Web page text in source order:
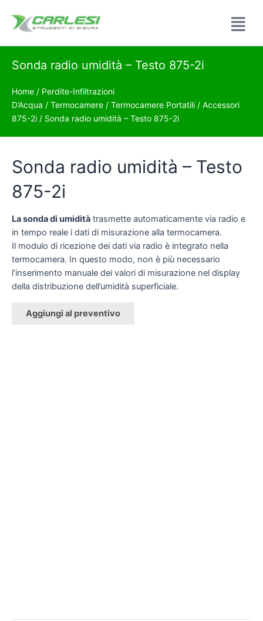
Sonda radio umidità – Testo 875-2i
Home / Perdite-Infiltrazioni
D’Acqua / Termocamere / Termocamere Portatili / Accessori
875-2i / Sonda radio umidità – Testo 875-2i
Sonda radio umidità – Testo
875-2i
La sonda di umidità trasmette automaticamente via radio e
in tempo reale i dati di misurazione alla termocamera.
Il modulo di ricezione dei dati via radio è integrato nella
termocamera. In questo modo, non è più necessario
l’inserimento manuale dei valori di misurazione nel display
della distribuzione dell’umidità superficiale.
Aggiungi al preventivo